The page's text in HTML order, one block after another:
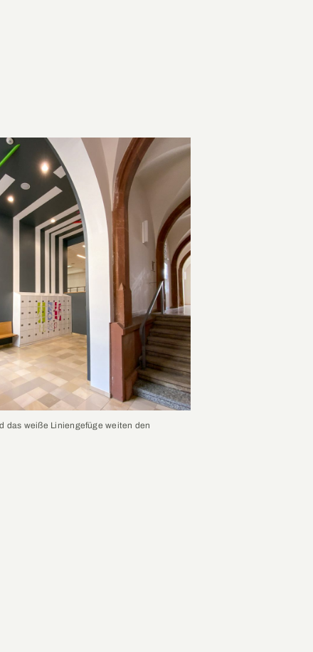
das weiße Liniengefüge weiten den